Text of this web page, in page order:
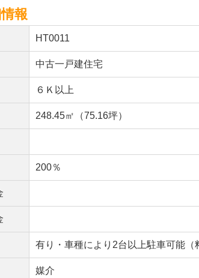
報
HT0011
中古一戸建住宅
６Ｋ以上
248.45㎡（75.16坪）
200％
有り・車種により2台以上駐車可能（
媒介